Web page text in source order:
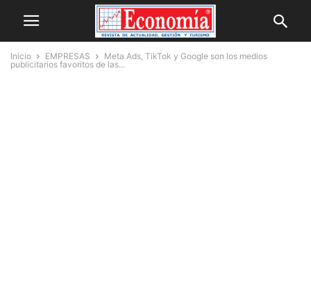
Inicio EMPRESAS
Meta Ads, TikTok y Google son los medios
publicitarios favoritos de las...